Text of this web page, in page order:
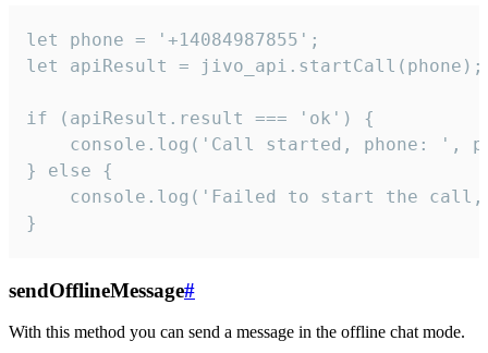
let phone = '+14084987855';
let apiResult = jivo_api.startCall(phone);
if (apiResult.result === 'ok') {
console.log('Call started, phone: ',
} else {
console.log('Failed to start the
}
sendOfflineMessage#
With this method you can send a message in the offline chat mode.